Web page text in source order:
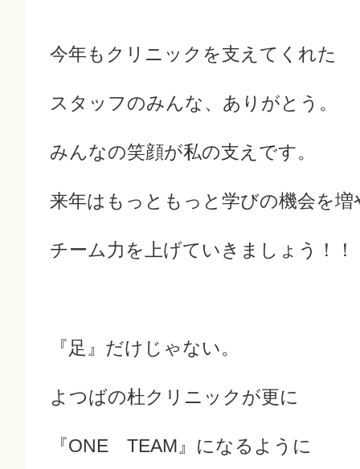
今年もクリニックを支えてくれた
スタッフのみんな、ありがとう。
みんなの笑顔が私の支えです。
来年はもっともっと学びの機会を増
チーム力を上げていきましょう！！
『足』だけじゃない。
よつばの杜クリニックが更に
『ONE TEAM』になるように